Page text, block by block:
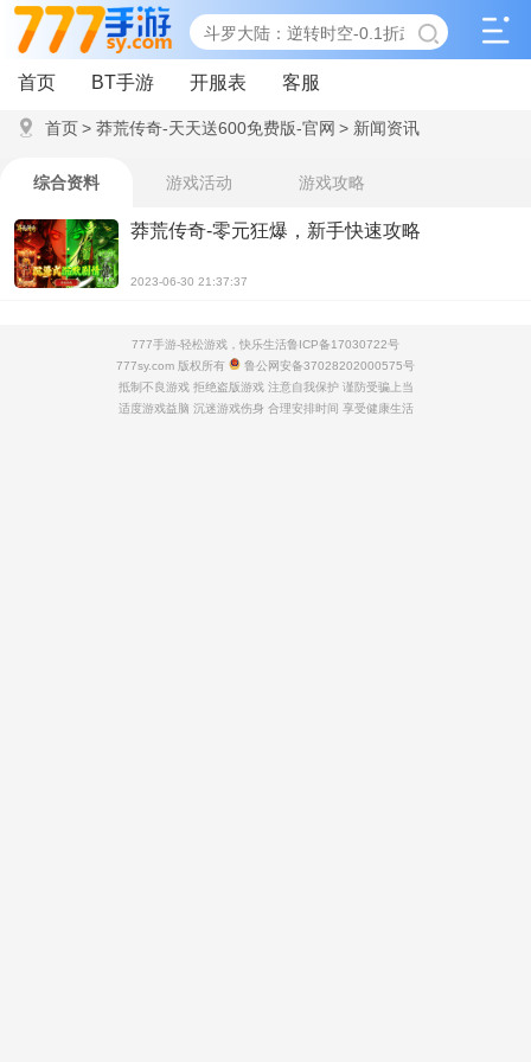
首页 BT手游 开服表 客服
首页> 莽荒传奇-天天送600免费版-官网 > 新闻资讯
综合资料 游戏活动 游戏攻略
莽荒传奇-零元狂爆，新手快速攻略
2023-06-30 21:37:37
777手游-轻松游戏，快乐生活鲁ICP备17030722号
777sy.com 版权所有
鲁公网安备37028202000575号
抵制不良游戏 拒绝盗版游戏 注意自我保护 谨防受骗上当
适度游戏益脑 沉迷游戏伤身 合理安排时间 享受健康生活